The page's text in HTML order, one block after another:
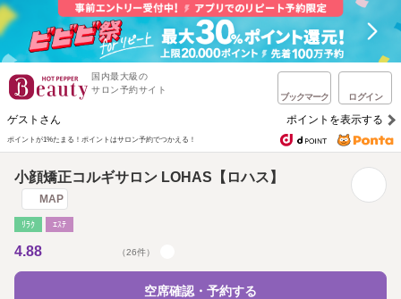
国内最大級の
サロン予約サイト
ブックマーク ログイン
ゲストさん ポイントを表示する
ポイントが1%たまる！ ポイントはサロン予約でつかえる！
小顔矯正コルギサロン LOHAS【ロハス】
MAP
ﾘﾗｸ ｴｽﾃ
4.88 （26件）
空席確認・予約する